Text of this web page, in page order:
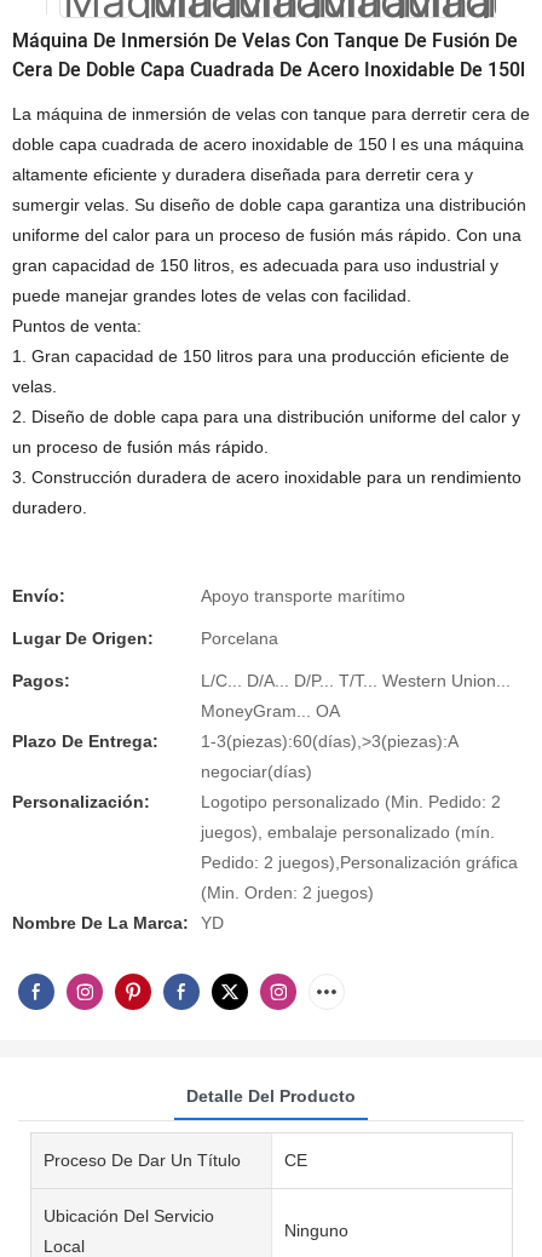
Máquina De Inmersión De Velas Con Tanque De Fusión De
Cera De Doble Capa Cuadrada De Acero Inoxidable De 150l
La máquina de inmersión de velas con tanque para derretir cera de
doble capa cuadrada de acero inoxidable de 150 l es una máquina
altamente eficiente y duradera diseñada para derretir cera y
sumergir velas. Su diseño de doble capa garantiza una distribución
uniforme del calor para un proceso de fusión más rápido. Con una
gran capacidad de 150 litros, es adecuada para uso industrial y
puede manejar grandes lotes de velas con facilidad.
Puntos de venta:
1. Gran capacidad de 150 litros para una producción eficiente de
velas.
2. Diseño de doble capa para una distribución uniforme del calor y
un proceso de fusión más rápido.
3. Construcción duradera de acero inoxidable para un rendimiento
duradero.
Envío: Apoyo transporte marítimo
Lugar De Origen: Porcelana
Pagos:
L/C... D/A... D/P... T/T... Western Union...
MoneyGram... OA
Plazo De Entrega:
1-3(piezas):60(días),>3(piezas):A
negociar(días)
Personalización:
Logotipo personalizado (Min. Pedido: 2
juegos), embalaje personalizado (mín.
Pedido: 2 juegos),Personalización gráfica
(Min. Orden: 2 juegos)
Nombre De La Marca:
YD
Detalle Del Producto
Proceso De Dar Un Título CE
Ubicación Del Servicio
Local
Ninguno